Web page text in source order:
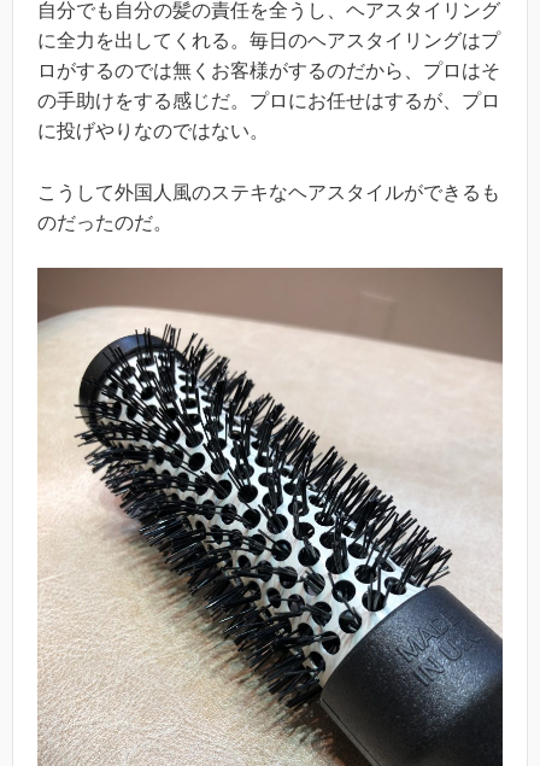
自分でも自分の髪の責任を全うし、ヘアスタイリング
に全力を出してくれる。毎日のヘアスタイリングはプ
ロがするのでは無くお客様がするのだから、プロはそ
の手助けをする感じだ。プロにお任せはするが、プロ
に投げやりなのではない。
こうして外国人風のステキなヘアスタイルができるも
のだったのだ。